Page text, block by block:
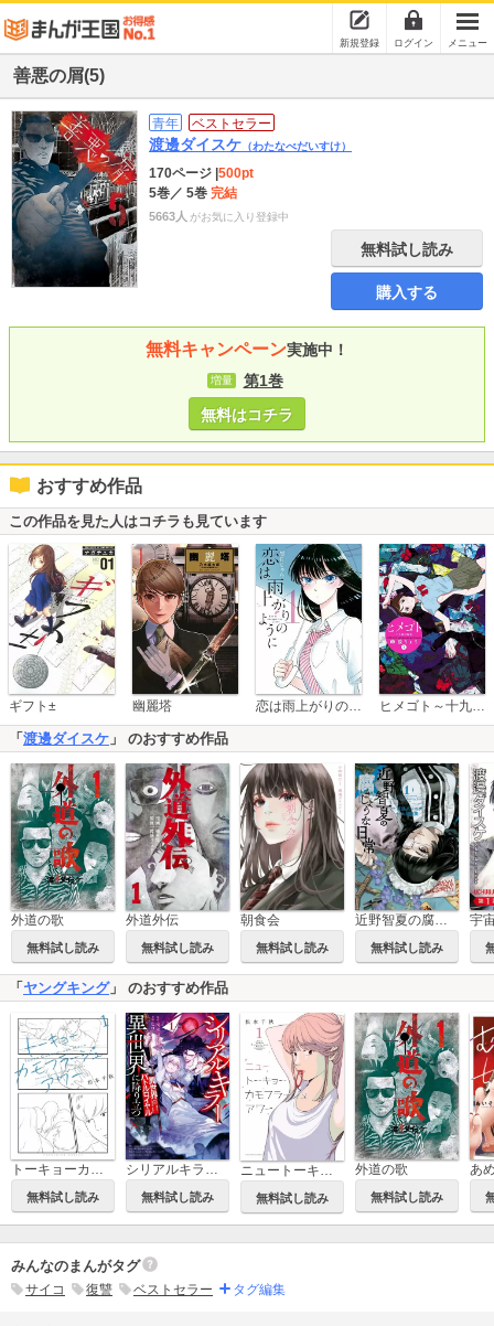
新規登録 ログイン メニュー
善悪の屑(5)
青年 ベストセラー
渡邊ダイスケ （わたなべだいすけ）
170ページ 500pt
5巻／ 5巻 完結
5663人 がお気に入り登録中
無料試し読み
購入する
無料キャンペーン実施中！
増量
第1巻
無料はコチラ
おすすめ作品
この作品を見た人はコチラも見ています
ギフト± 幽麗塔 恋は雨上がりのように ヒメゴト～十九歳の制服～
「 渡邊ダイスケ 」 のおすすめ作品
外道の歌
無料試し読み
外道外伝
無料試し読み
朝食会
無料試し読み 無料試し読み
「 ヤングキング」 のおすすめ作品
無料試し読み 無料試し読み 無料試し読み
外道の歌
無料試し読み
あ
みんなのまんがタグ
サイコ 復讐 ベストセラー タグ編集